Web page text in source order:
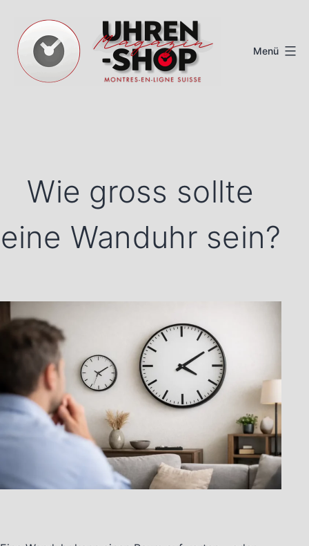
Inhalt
springen
Menü
Wie gross sollte
eine Wanduhr sein?